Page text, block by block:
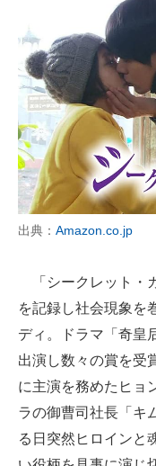
出典： Amazon.co.jp
「シークレット・
を記録し社会現象を
ディ。ドラマ「奇皇
出演し数々の賞を受
に主演を務めたヒョ
ラの御曹司社長「キ
る日突然ヒロインと